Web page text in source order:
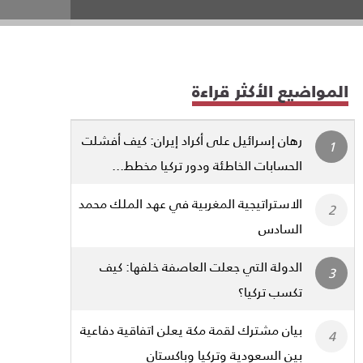
المواضيع الأكثر قراءة
رهان إسرائيل على أكراد إيران: كيف أفشلت
الحسابات الخاطئة ودور تركيا مخطط...
الاستراتيجية المغربية في عهد الملك محمد
السادس
الدولة التي جعلت العاصفة خلفها: كيف
تكسب تركيا؟
بيان مشترك لقمة مكة يعلن اتفاقية دفاعية
بين السعودية وتركيا وباكستان